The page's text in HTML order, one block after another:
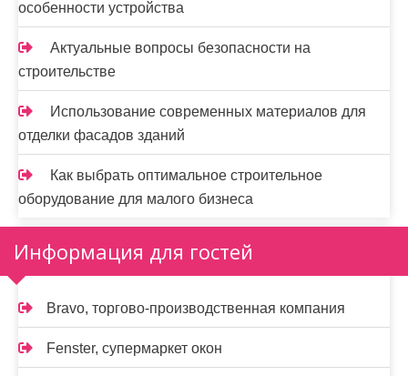
особенности устройства
Актуальные вопросы безопасности на
строительстве
Использование современных материалов для
отделки фасадов зданий
Как выбрать оптимальное строительное
оборудование для малого бизнеса
Информация для гостей
Bravo, торгово-производственная компания
Fenster, супермаркет окон